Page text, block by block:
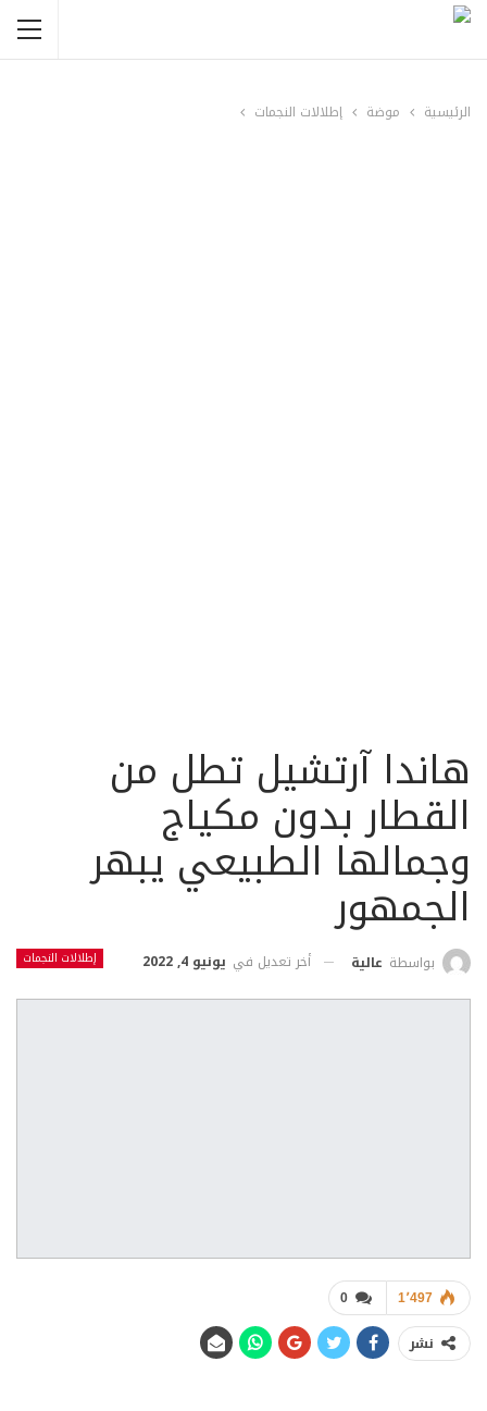
الرئيسية موضة إطلالات النجمات
هاندا آرتشيل تطل من
القطار بدون مكياج
وجمالها الطبيعي يبهر
الجمهور
إطلالات النجمات بواسطة عالية أخر تعديل في يونيو 4, 2022
0 1٬497
نشر